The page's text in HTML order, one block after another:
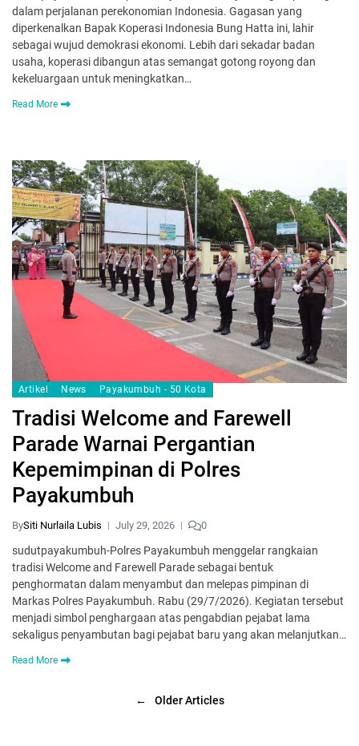
dalam perjalanan perekonomian Indonesia. Gagasan yang
diperkenalkan Bapak Koperasi Indonesia Bung Hatta ini, lahir
sebagai wujud demokrasi ekonomi. Lebih dari sekadar badan
usaha, koperasi dibangun atas semangat gotong royong dan
kekeluargaan untuk meningkatkan…
Read More
Artikel News Payakumbuh - 50 Kota
Tradisi Welcome and Farewell
Parade Warnai Pergantian
Kepemimpinan di Polres
Payakumbuh
BySiti Nurlaila Lubis July 29, 2026 0
sudutpayakumbuh-Polres Payakumbuh menggelar rangkaian
tradisi Welcome and Farewell Parade sebagai bentuk
penghormatan dalam menyambut dan melepas pimpinan di
Markas Polres Payakumbuh. Rabu (29/7/2026). Kegiatan tersebut
menjadi simbol penghargaan atas pengabdian pejabat lama
sekaligus penyambutan bagi pejabat baru yang akan melanjutkan…
Read More
← Older Articles